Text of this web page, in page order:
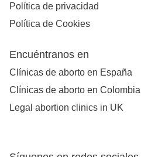
Política de privacidad
Política de Cookies
Encuéntranos en
Clínicas de aborto en España
Clínicas de aborto en Colombia
Legal abortion clinics in UK